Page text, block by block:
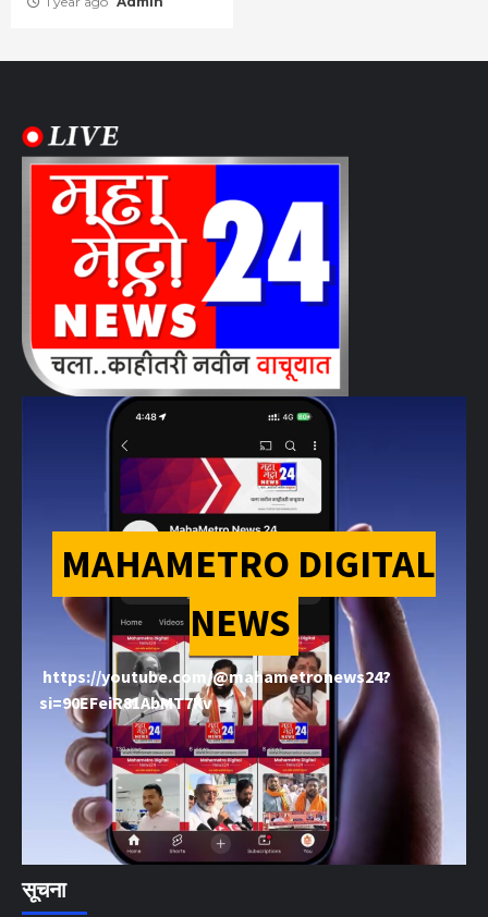
MAHAMETRO DIGITAL
NEWS
https://youtube.com/@mahametronews24?
si=90EFeiR81AbMT7Kv
सूचना